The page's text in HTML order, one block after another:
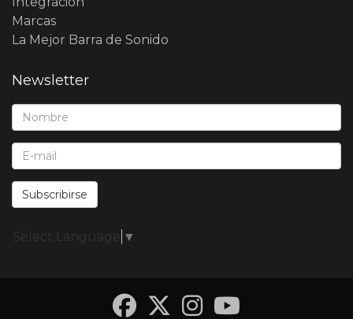
Marcas
La Mejor Barra de Sonido
Newsletter
Nombre*:
E-Mail*:
Subscribirse
Select Language ▼
Facebook
Twitter